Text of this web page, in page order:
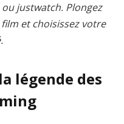
justwatch. Plongez
et choisissez votre
légende des